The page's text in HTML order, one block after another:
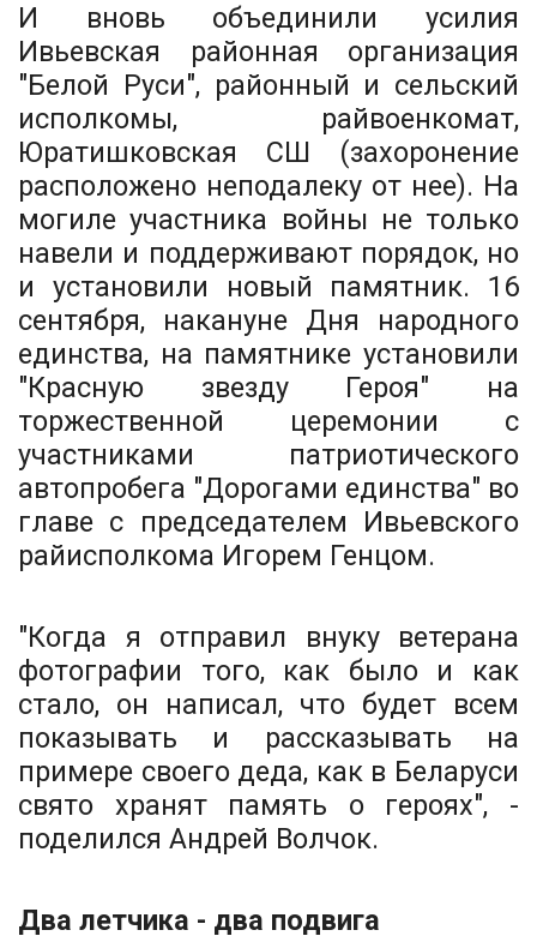
И вновь объединили усилия
Ивьевская районная организация
"Белой Руси", районный и сельский
исполкомы, райвоенкомат,
Юратишковская СШ (захоронение
расположено неподалеку от нее). На
могиле участника войны не только
навели и поддерживают порядок, но
и установили новый памятник. 16
сентября, накануне Дня народного
единства, на памятнике установили
"Красную звезду Героя" на
торжественной церемонии с
участниками патриотического
автопробега "Дорогами единства" во
главе с председателем Ивьевского
райисполкома Игорем Генцом.
"Когда я отправил внуку ветерана
фотографии того, как было и как
стало, он написал, что будет всем
показывать и рассказывать на
примере своего деда, как в Беларуси
свято хранят память о героях", -
поделился Андрей Волчок.
Два летчика - два подвига